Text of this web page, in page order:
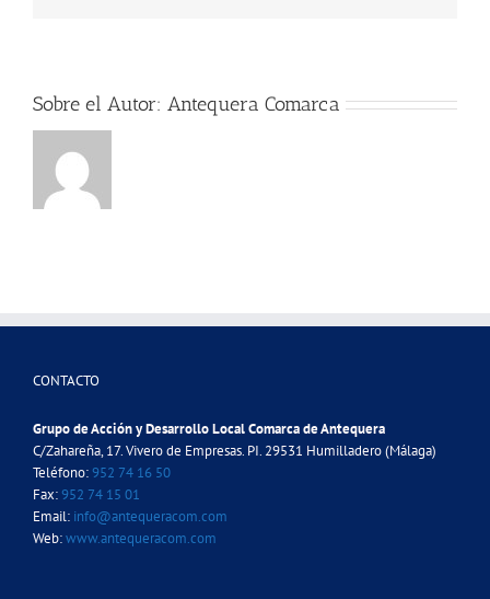
Sobre el Autor: Antequera Comarca
CONTACTO
Grupo de Acción y Desarrollo Local Comarca de Antequera
C/Zahareña, 17. Vivero de Empresas. PI. 29531 Humilladero (Málaga)
Teléfono:952 74 16 50
Fax:952 74 15 01
Email: info@antequeracom.com
Web:www.antequeracom.com